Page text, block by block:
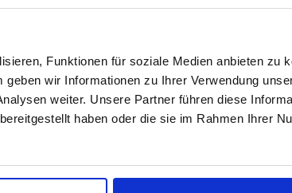
Funktionen für soziale Medien anbieten zu
wir Informationen zu Ihrer Verwendung
weiter. Unsere Partner führen diese
haben oder die sie im Rahmen Ihrer
Next